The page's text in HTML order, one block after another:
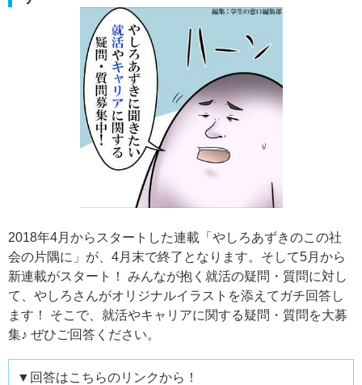
2018年4月からスタートした連載「やしろあずきのこの社
会の片隅に」が、4月末で終了となります。そして5月から
新連載がスタート！ みんなが抱く就活の疑問・質問に対し
て、やしろさんがオリジナルイラストを添えてガチ回答し
ます！ そこで、就活やキャリアに関する疑問・質問を大募
集♪ ぜひご回答ください。
▼回答はこちらのリンクから！